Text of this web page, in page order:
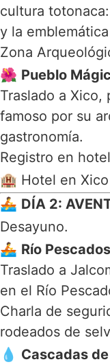
cultura
y la
Zona
🌺 Pueblo
Traslado a Xico,
famoso por su
gastronomía.
Registro en
🏨 Hotel en
🚣 DÍA 2:
Desayuno.
🚣 Río
Traslado a
en el Río
Charla de
rodeados de
💧 Cascadas